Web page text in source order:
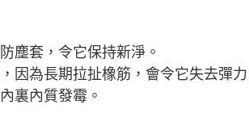
塵套，令它保持新淨。
因為長期拉扯橡筋，會令它失去彈
裏內質發霉。